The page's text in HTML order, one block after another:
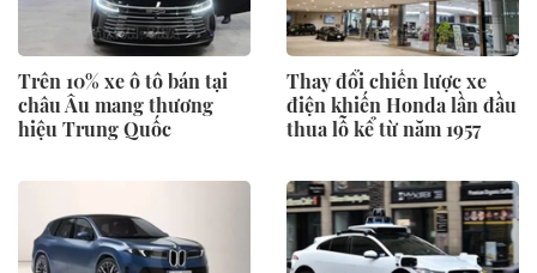
Trên 10% xe ô tô bán tại
châu Âu mang thương
hiệu Trung Quốc
Thay đổi chiến lược xe
điện khiến Honda lần đầu
thua lỗ kể từ năm 1957